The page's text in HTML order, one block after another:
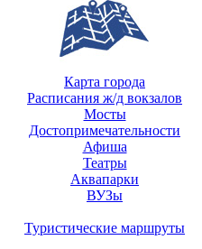
Карта города
Расписания ж/д вокзалов
Мосты
Достопримечательности
Афиша
Театры
Аквапарки
ВУЗы
Туристические маршруты